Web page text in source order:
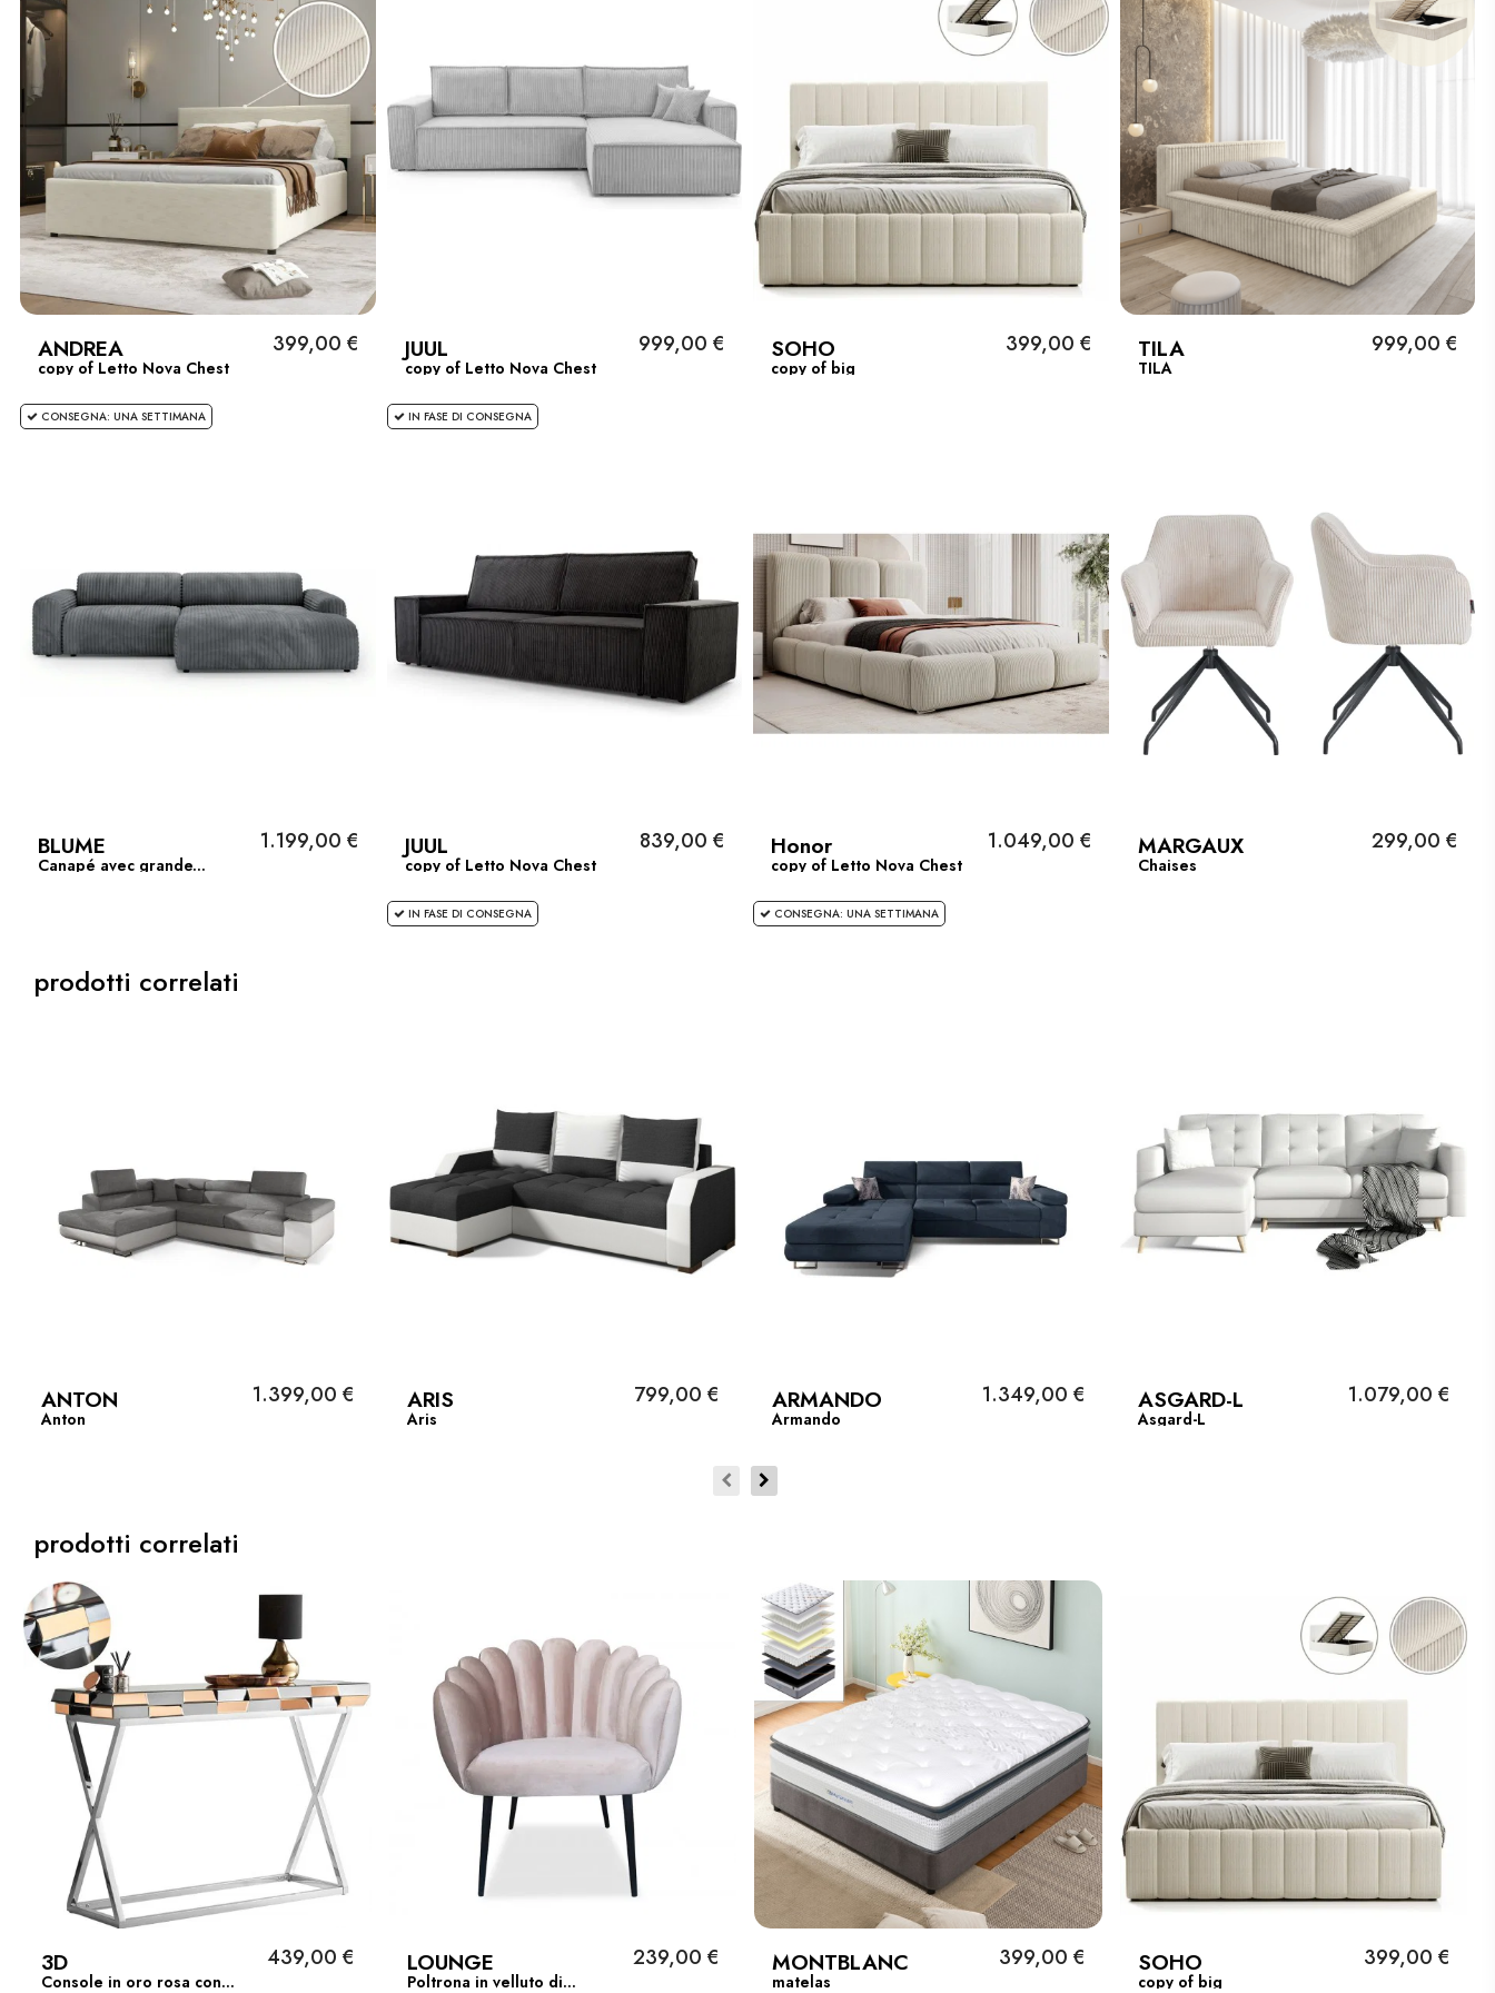
ANDREA
copy of Letto Nova Chest
399,00 €
CONSEGNA: UNA SETTIMANA
JUUL
copy of Letto Nova Chest
999,00 €
IN FASE DI CONSEGNA
SOHO
copy of big
399,00 € TILA
TILA
999,00 €
BLUME
Canapé avec grande...
1.199,00 € JUUL
copy of Letto Nova Chest
839,00 €
IN FASE DI CONSEGNA
Honor
copy of Letto Nova Chest
1.049,00 €
CONSEGNA: UNA SETTIMANA
MARGAUX
Chaises
299,00 €
prodotti correlati
ANTON
Anton
1.399,00 € ARIS
Aris
799,00 € ARMANDO
Armando
1.349,00 € ASGARD-L
Asgard-L
1.079,00 €
prodotti correlati
3D
Console in oro rosa con...
439,00 € LOUNGE
Poltrona in velluto di...
239,00 € MONTBLANC
matelas
399,00 € SOHO
copy of big
399,00 €